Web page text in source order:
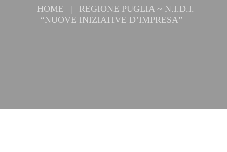
HOME |
REGIONE PUGLIA ~ N.I.D.I.
“NUOVE INIZIATIVE D’IMPRESA”